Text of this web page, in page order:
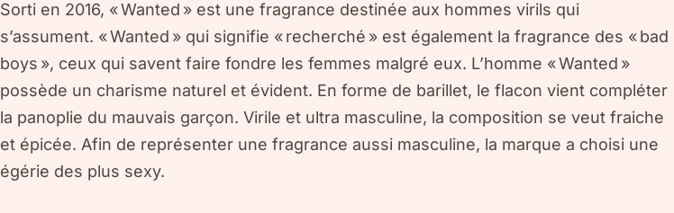
Sorti en 2016, « Wanted » est une fragrance destinée aux hommes virils qui
s’assument. « Wanted » qui signifie « recherché » est également la fragrance des « bad
boys », ceux qui savent faire fondre les femmes malgré eux. L’homme « Wanted »
possède un charisme naturel et évident. En forme de barillet, le flacon vient compléter
la panoplie du mauvais garçon. Virile et ultra masculine, la composition se veut fraiche
et épicée. Afin de représenter une fragrance aussi masculine, la marque a choisi une
égérie des plus sexy.